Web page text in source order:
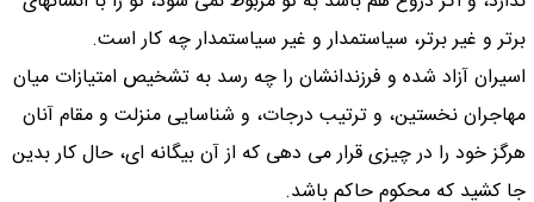
برتر و غير برتر، سياستمدار و غير سياستمدار چه كار است.
اسيران آزاد شده و فرزندانشان را چه رسد به تشخيص امتيازات ميان
مهاجران نخستين، و ترتيب درجات، و شناسايى منزلت و مقام آنان
هرگز خود را در چيزى قرار مى دهى كه از آن بيگانه اى، حال كار بدين
جا كشيد كه محكوم حاكم باشد.